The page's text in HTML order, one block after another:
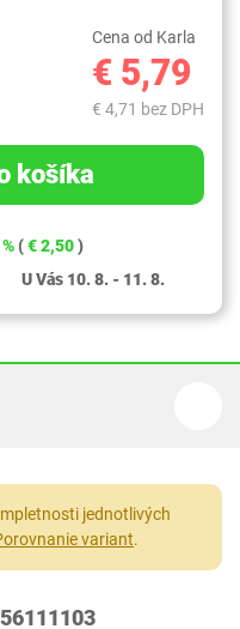
Cena od Karla
€ 5,79
€ 4,71 bez DPH
košíka
(€ 2,50)
U Vás 10. 8. - 11. 8.
jednotlivých
variant.